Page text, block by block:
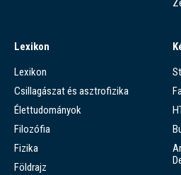
Lexikon
Lexikon
Csillagászat és asztrofizika
Élettudományok
Filozófia
Fizika
Földrajz